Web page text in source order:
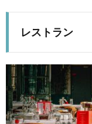
レストラン